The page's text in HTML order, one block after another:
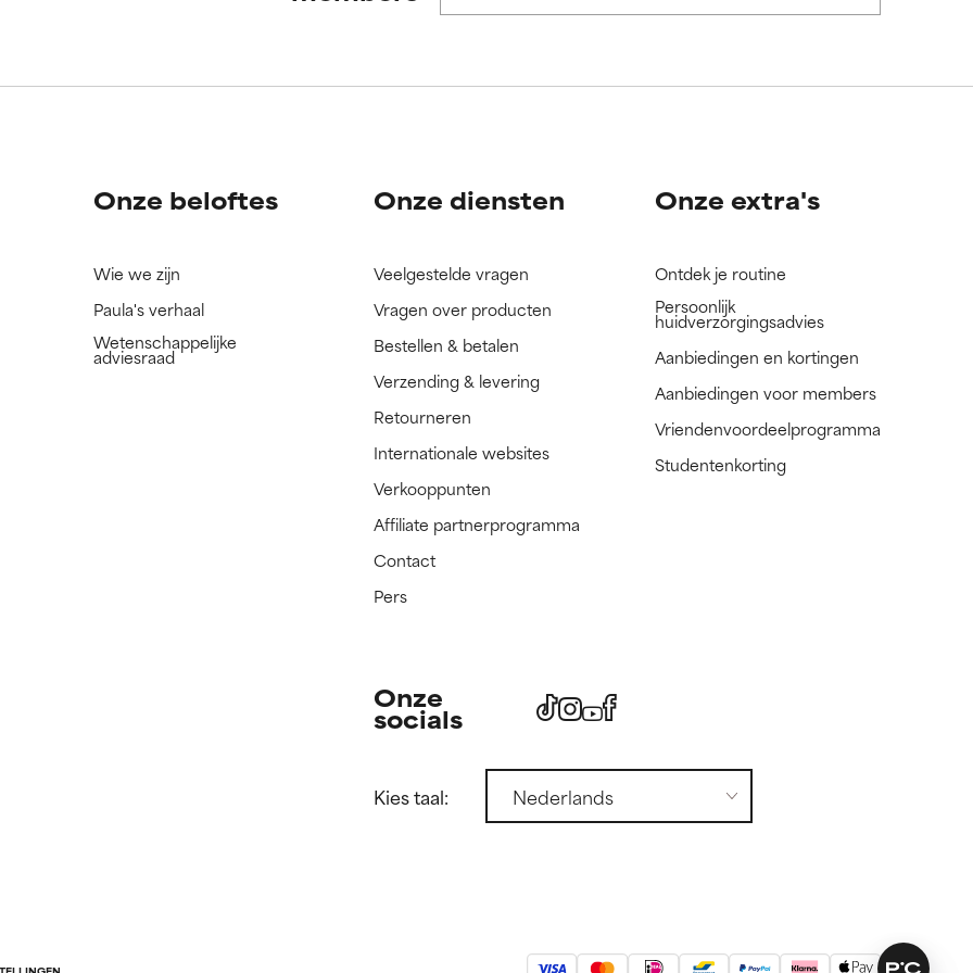
Onze beloftes
Wie we zijn
Paula's verhaal
Wetenschappelijke
adviesraad
Onze diensten
Veelgestelde vragen
Vragen over producten
Bestellen & betalen
Verzending & levering
Retourneren
Internationale websites
Verkooppunten
Affiliate partnerprogramma
Contact
Pers
Onze extra's
Ontdek je routine
Persoonlijk
huidverzorgingsadvies
Aanbiedingen en kortingen
Aanbiedingen voor members
Vriendenvoordeelprogramma
Studentenkorting
Onze
socials
Kies taal: